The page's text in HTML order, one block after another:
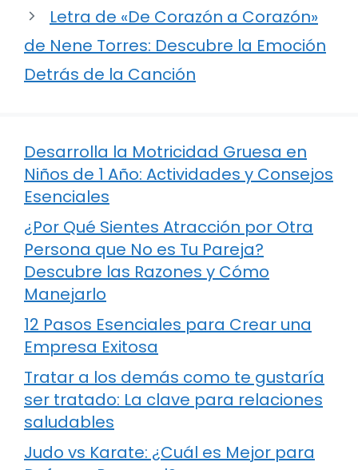
Letra de «De Corazón a Corazón»
de Nene Torres: Descubre la Emoción
Detrás de la Canción
Desarrolla la Motricidad Gruesa en
Niños de 1 Año: Actividades y Consejos
Esenciales
¿Por Qué Sientes Atracción por Otra
Persona que No es Tu Pareja?
Descubre las Razones y Cómo
Manejarlo
12 Pasos Esenciales para Crear una
Empresa Exitosa
Tratar a los demás como te gustaría
ser tratado: La clave para relaciones
saludables
Judo vs Karate: ¿Cuál es Mejor para